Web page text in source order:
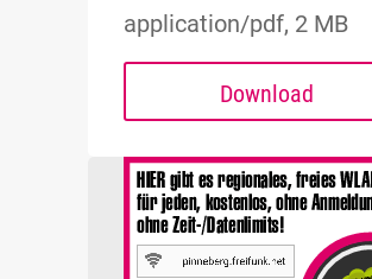
application/pdf, 2 MB
Download